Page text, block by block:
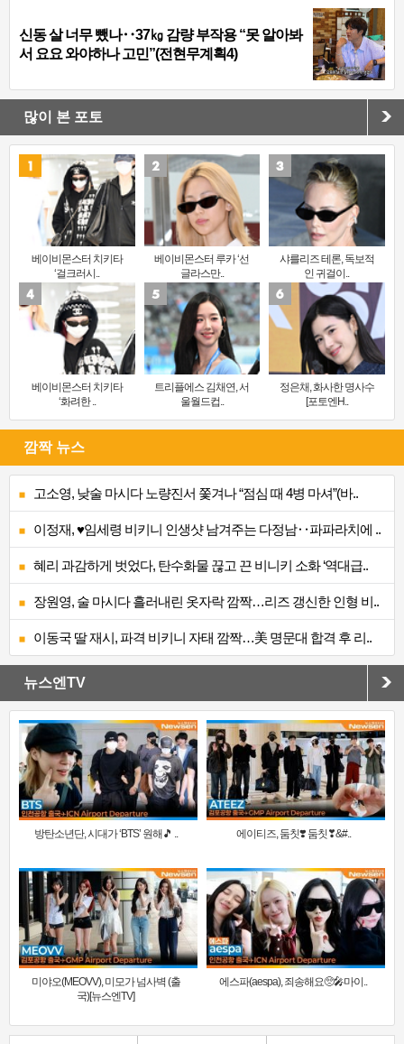
신동 살 너무 뺐나‥37㎏ 감량 부작용 “못 알아봐
서 요요 와야하나 고민”(전현무계획4)
많이 본 포토
베이비몬스터 치키타
‘걸크러시..
베이비몬스터 루카 ‘선
글라스만..
샤를리즈 테론, 독보적
인 귀걸이..
베이비몬스터 치키타
‘화려한 ..
트리플에스 김채연, 서
울월드컵..
정은채, 화사한 명사수
[포토엔H..
깜짝 뉴스
고소영, 낮술 마시다 노량진서 쫓겨나 “점심 때 4병 마셔”(바..
이정재, ♥임세령 비키니 인생샷 남겨주는 다정남‥파파라치에 ..
혜리 과감하게 벗었다, 탄수화물 끊고 끈 비니키 소화 ‘역대급..
장원영, 술 마시다 흘러내린 옷자락 깜짝…리즈 갱신한 인형 비..
이동국 딸 재시, 파격 비키니 자태 깜짝…美 명문대 합격 후 리..
뉴스엔TV
방탄소년단, 시대가 ‘BTS’ 원해🎵 .. 에이티즈, 둠칫❣️ 둠칫❣&#..
미야오(MEOVV), 미모가 넘사벽 (출
국)[뉴스엔TV]
에스파(aespa), 죄송해요🥺🎤마이..